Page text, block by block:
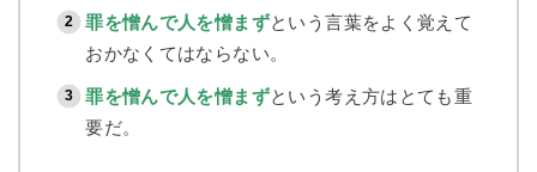
罪を憎んで人を憎まずという言葉をよく覚えて
おかなくてはならない。
罪を憎んで人を憎まずという考え方はとても重
要だ。